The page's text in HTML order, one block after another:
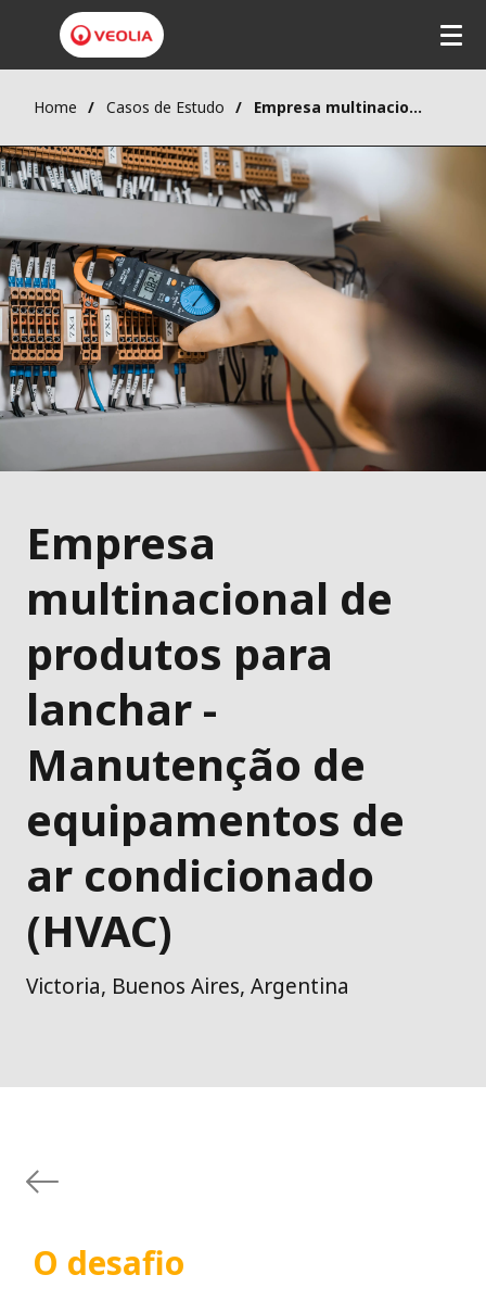
Home Casos de Estudo Empresa multinacional de produtos para lanchar - Manutenção de equipamentos de ar condicionado (HVAC)
Empresa
multinacional de
produtos para
lanchar -
Manutenção de
equipamentos de
ar condicionado
(HVAC)
Victoria, Buenos Aires, Argentina
O desafio